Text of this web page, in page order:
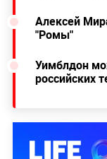
Алексей
"Ромы"
Уимблдон
российских